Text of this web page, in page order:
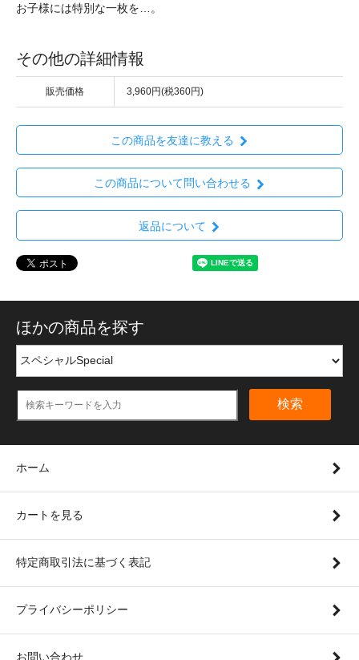
お子様には特別な一枚を…。
その他の詳細情報
販売価格 3,960円(税360円)
この商品を友達に教える
この商品について問い合わせる
返品について
ほかの商品を探す
検索
ホーム
カートを見る
特定商取引法に基づく表記
プライバシーポリシー
お問い合わせ